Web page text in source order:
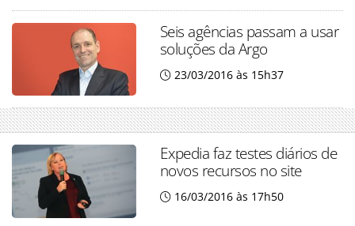
Seis agências passam a usar
soluções da Argo
23/03/2016 às 15h37
Expedia faz testes diários de
novos recursos no site
16/03/2016 às 17h50